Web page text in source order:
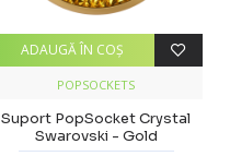
POPSOCKETS
Suport PopSocket Crystal
Swarovski - Gold
ADAUGĂ ÎN COŞ